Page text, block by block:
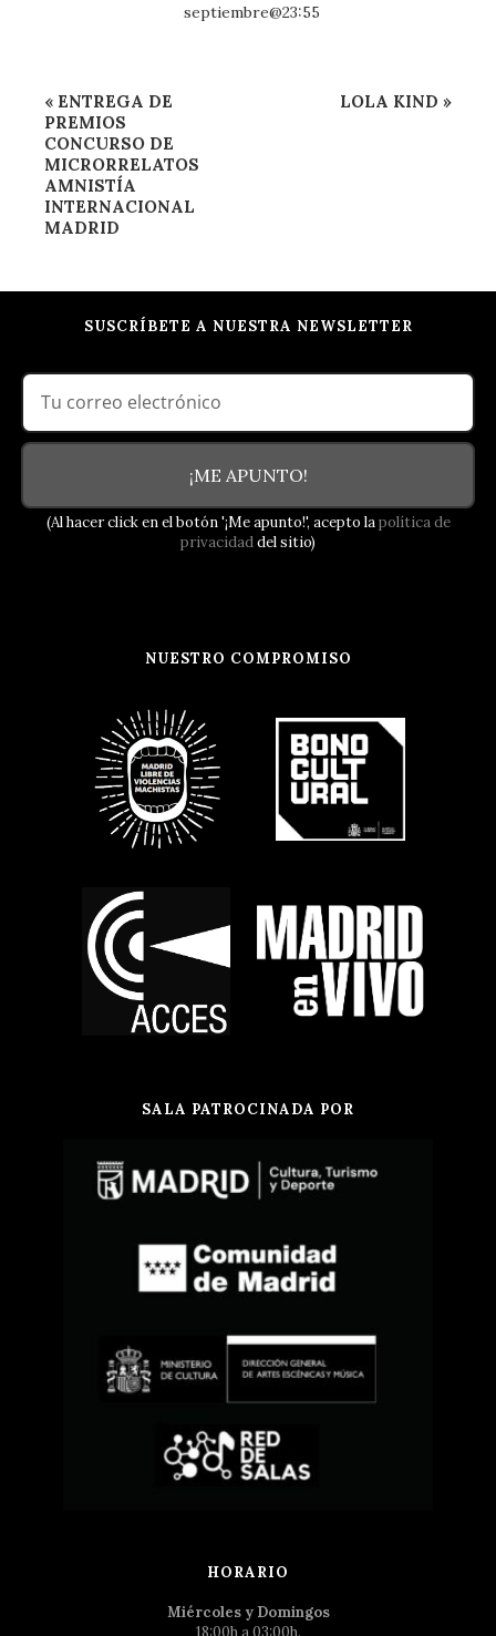
septiembre@23:55
Navegación
del
Evento
« ENTREGA DE
PREMIOS
CONCURSO DE
MICRORRELATOS
AMNISTÍA
INTERNACIONAL
MADRID
LOLA KIND »
SUSCRÍBETE A NUESTRA NEWSLETTER
¡ME APUNTO!
(Al hacer click en el botón '¡Me apunto!', acepto lapolítica de
privacidaddel sitio)
NUESTRO COMPROMISO
SALA PATROCINADA POR
HORARIO
Miércoles y Domingos
18:00h a 03:00h.